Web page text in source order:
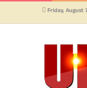
Friday, August